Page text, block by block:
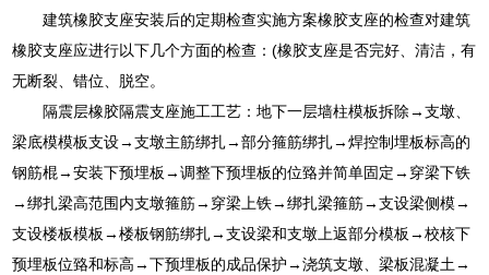
建筑橡胶支座安装后的定期检查实施方案橡胶支座的检查对建筑
橡胶支座应进行以下几个方面的检查：(橡胶支座是否完好、清洁，有
无断裂、错位、脱空。
隔震层橡胶隔震支座施工工艺：地下一层墙柱模板拆除→支墩、
梁底模模板支设→支墩主筋绑扎→部分箍筋绑扎→焊控制埋板标高的
钢筋棍→安装下预埋板→调整下预埋板的位臵并简单固定→穿梁下铁
→绑扎梁高范围内支墩箍筋→穿梁上铁→绑扎梁箍筋→支设梁侧模→
支设楼板模板→楼板钢筋绑扎→支设梁和支墩上返部分模板→校核下
预埋板位臵和标高→下预埋板的成品保护→浇筑支墩、梁板混凝土→